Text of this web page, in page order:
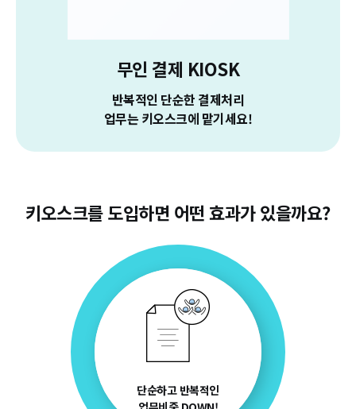
무인 결제 KIOSK
반복적인 단순한 결제처리
업무는 키오스크에 맡기세요!
키오스크를 도입하면 어떤 효과가 있을까요?
단순하고 반복적인